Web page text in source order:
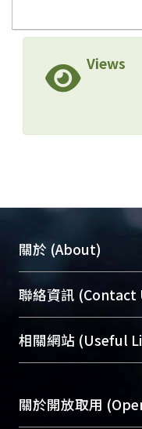
Views
關於 (About)
臺大位居世界頂尖
展現本校豐碩的研
機構典藏（NTUR
台，成為臺大學術
成果。
聯絡資訊 (Contact
總館學科館員(Main
醫學圖書館學科館
Sciences Library)
相關網站 (Useful
關於開放取用